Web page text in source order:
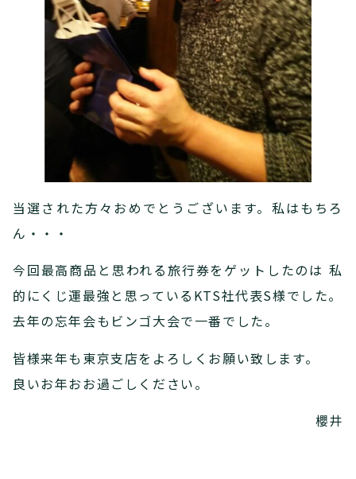
当選された方々おめでとうございます。私はもちろ
ん・・・
今回最高商品と思われる旅行券をゲットしたのは 私
的にくじ運最強と思っているKTS社代表S様でした。
去年の忘年会もビンゴ大会で一番でした。
皆様来年も東京支店をよろしくお願い致します。
良いお年おお過ごしください。
櫻井